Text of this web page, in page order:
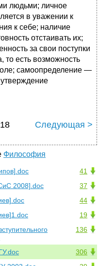
людьми; личное
в уважении к
к себе; наличие
отстаивать их;
за свои поступки
то есть возможность
самоопределение —
Следующая >
Философия
41
37
2008].doc
44
19
136
306